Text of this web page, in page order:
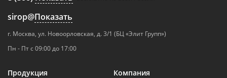
sirop@Показать
г. Москва, ул. Новоорловская, д. 3/1 (БЦ «Элит Групп»)
Пн - Пт с 09:00 до 17:00
Продукция Компания